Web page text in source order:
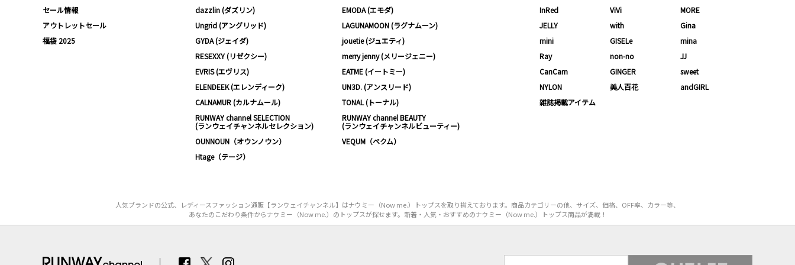
セール情報
アウトレットセール
福袋 2025
dazzlin (ダズリン)
EMODA (エモダ)
Ungrid (アングリッド)
LAGUNAMOON (ラグナムーン)
GYDA (ジェイダ)
jouetie (ジュエティ)
RESEXXY (リゼクシー)
merry jenny (メリージェニー)
EVRIS (エヴリス)
EATME (イートミー)
ELENDEEK (エレンディーク)
UN3D. (アンスリード)
CALNAMUR (カルナムール)
TONAL (トーナル)
RUNWAY channel SELECTION
(ランウェイチャンネルセレクション)
RUNWAY channel BEAUTY
(ランウェイチャンネルビューティー)
OUNNOUN（オウンノウン）
VEQUM（ベクム）
Htage（テージ）
InRed
ViVi
MORE
JELLY
with
Gina
mini
GISELe
mina
Ray
non-no
JJ
CanCam
GINGER
sweet
NYLON
美人百花
andGIRL
雑誌掲載アイテム
人気ブランドの公式、レディースファッション通販【ランウェイチャンネル】はナウミー（Now me.）トップスを取り揃えております。商品カテゴリーの他、サイズ、価格、OFF率、カラー等、
あなたのこだわり条件からナウミー（Now me.）のトップスが探せます。新着・人気・おすすめのナウミー（Now me.）トップス商品が満載！